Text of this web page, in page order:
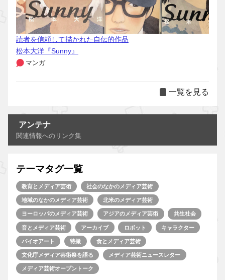
読者を信頼して描かれた自伝的作品
松本大洋『Sunny』
マンガ
一覧を見る
アンテナ
関連情報へのリンク集
テーマタグ一覧
教育とメディア芸術 社会のなかのメディア芸術
地域のなかのメディア芸術 北米のメディア芸術
ヨーロッパのメディア芸術 アジアのメディア芸術 共生社会
音とメディア芸術 アーカイブ ロボット キャラクター
バイオアート 特撮 食とメディア芸術
文化庁メディア芸術祭を語る メディア芸術ニュースレター
メディア芸術オープントーク